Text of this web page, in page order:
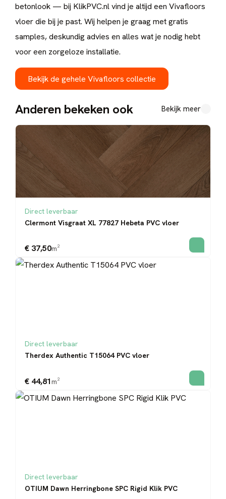
betonlook — bij KlikPVC.nl vind je altijd een Vivafloors
vloer die bij je past. Wij helpen je graag met gratis
samples, deskundig advies en alles wat je nodig hebt
voor een zorgeloze installatie.
Bekijk de gehele Vivafloors collectie
Anderen bekeken ook Bekijk meer
Direct leverbaar
Clermont Visgraat XL 77827 Hebeta PVC vloer
€ 37,50m²
Direct leverbaar
Therdex Authentic T15064 PVC vloer
€ 44,81m²
Direct leverbaar
OTIUM Dawn Herringbone SPC Rigid Klik PVC